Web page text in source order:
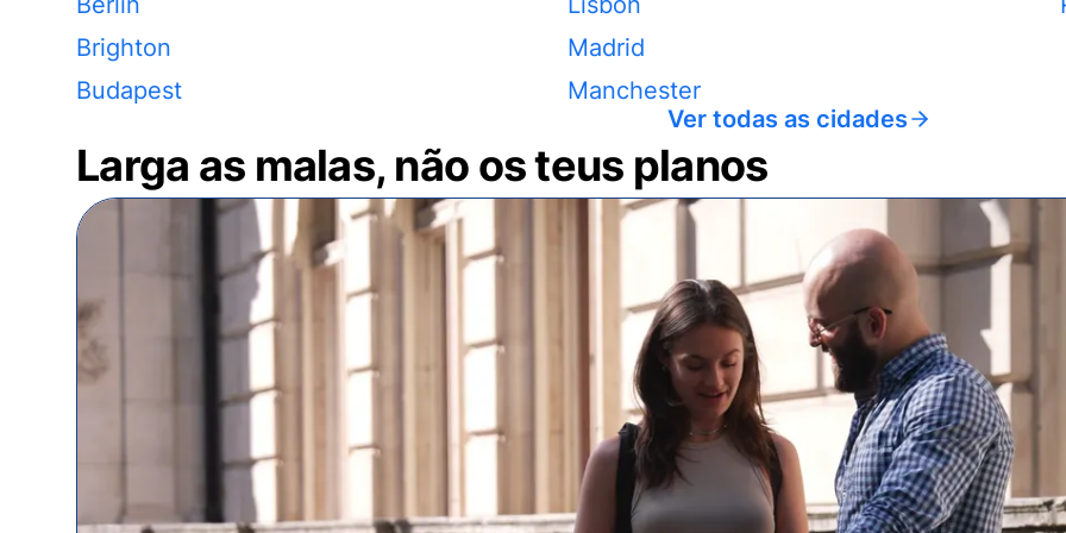
Brighton
Budapest
Madrid
Manchester
Ver todas as cidades
Larga as malas, não os teus planos